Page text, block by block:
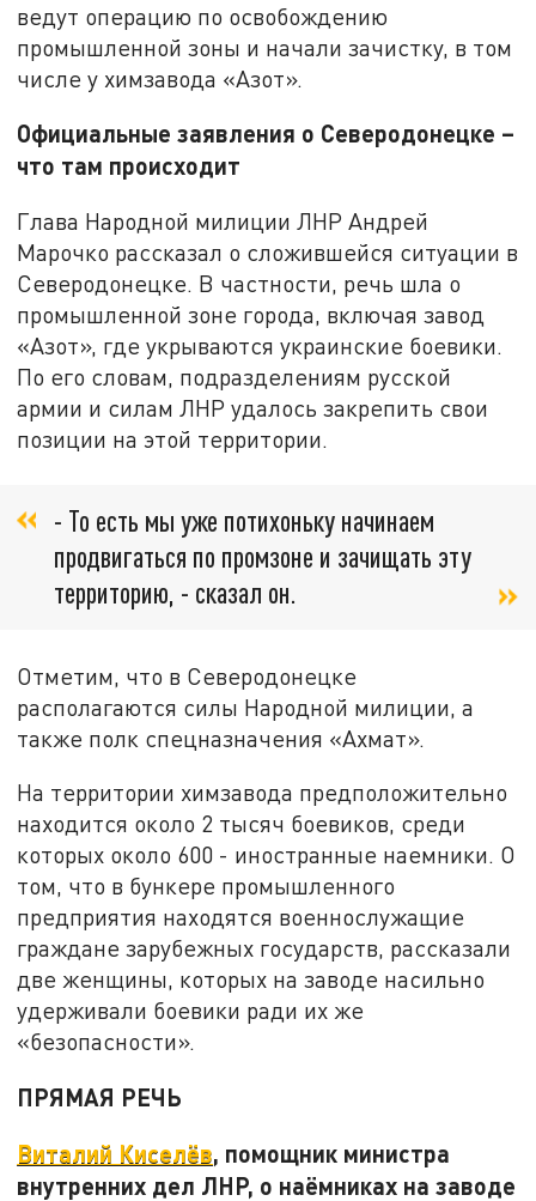
ведут операцию по освобождению
промышленной зоны и начали зачистку, в том
числе у химзавода «Азот».
Официальные заявления о Северодонецке –
что там происходит
Глава Народной милиции ЛНР Андрей
Марочко рассказал о сложившейся ситуации в
Северодонецке. В частности, речь шла о
промышленной зоне города, включая завод
«Азот», где укрываются украинские боевики.
По его словам, подразделениям русской
армии и силам ЛНР удалось закрепить свои
позиции на этой территории.
- То есть мы уже потихоньку начинаем
продвигаться по промзоне и зачищать эту
территорию, - сказал он.
Отметим, что в Северодонецке
располагаются силы Народной милиции, а
также полк спецназначения «Ахмат».
На территории химзавода предположительно
находится около 2 тысяч боевиков, среди
которых около 600 - иностранные наемники. О
том, что в бункере промышленного
предприятия находятся военнослужащие
граждане зарубежных государств, рассказали
две женщины, которых на заводе насильно
удерживали боевики ради их же
«безопасности».
ПРЯМАЯ РЕЧЬ
Виталий Киселёв, помощник министра
внутренних дел ЛНР, о наёмниках на заводе